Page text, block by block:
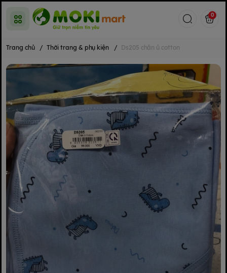
0
Trang chủ / Thời trang & phụ kiện / Ds205 chăn ủ cotton